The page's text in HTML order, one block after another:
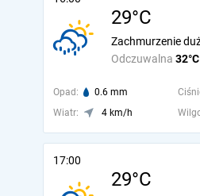
29°C
Odczuwalna 32°C
Zachmurzenie
Opad: 0.6 mm
Wiatr:
4 km/h
17:00
29°C